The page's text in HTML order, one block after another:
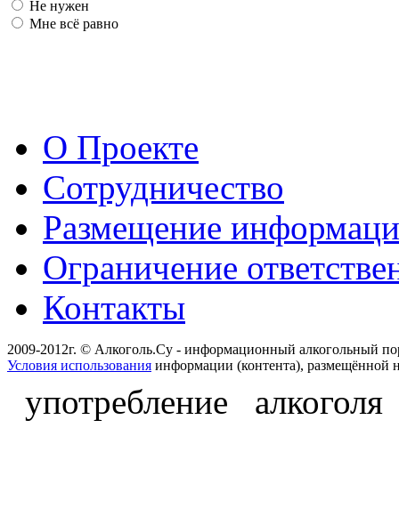
Не нужен
Мне всё равно
О Проекте
Сотрудничество
Размещение
Ограничение
Контакты
2009-2012г. © Алкоголь.Су - информационный алкогольный
Условия использования информации (контента), размещённой
употребление